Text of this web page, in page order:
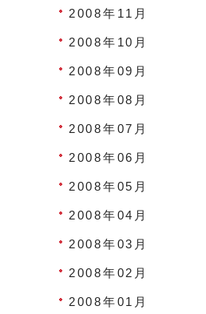
2008年11月
2008年10月
2008年09月
2008年08月
2008年07月
2008年06月
2008年05月
2008年04月
2008年03月
2008年02月
2008年01月